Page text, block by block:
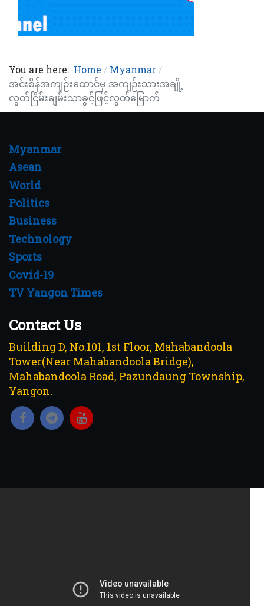
You are here: Home
Myanmar
အင်းစိန်အကျဉ်းထောင်မှ အကျဉ်းသားအချို့
လွတ်ငြိမ်းချမ်းသာခွင့်ဖြင့်လွတ်မြောက်
Myanmar
Asean
World
Politics
Business
Technology
Sports
Covid-19
TV Yangon Times
Contact Us
Building D, No.101, 1st Floor, Mahabandoola
Tower(Near Mahabandoola Bridge),
Mahabandoola Road, Pazundaung Township,
Yangon.